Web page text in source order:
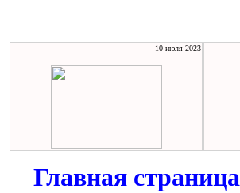
10 июля 2023
Главная страница